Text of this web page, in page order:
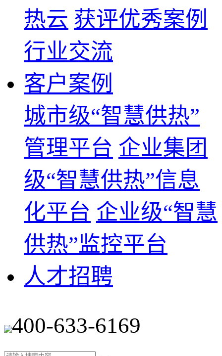
热云 获评优秀案例
行业交流
客户案例
城市级“智慧供热”
管理平台 企业集团
级“智慧供热”信息
化平台 企业级“智慧
供热”监控平台
人才招聘
400-633-6169